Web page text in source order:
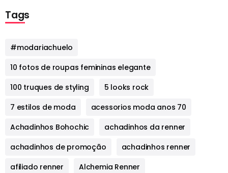
Tags
#modariachuelo
10 fotos de roupas femininas elegante
100 truques de styling
5 looks rock
7 estilos de moda
acessorios moda anos 70
Achadinhos Bohochic
achadinhos da renner
achadinhos de promoção
achadinhos renner
afiliado renner
Alchemia Renner